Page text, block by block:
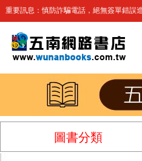
重要訊息：慎防詐騙電話，絕無簽單錯誤
圖書分類